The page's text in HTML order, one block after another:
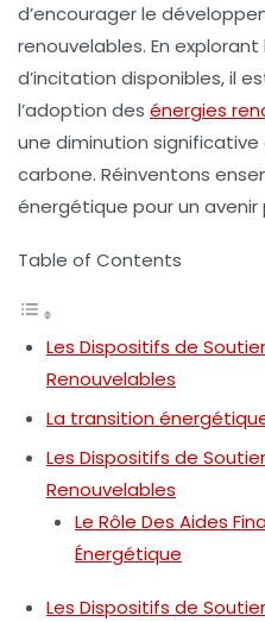
d’encourager le
renouvelables. En
d’incitation disponibles, il
l’adoption des énergies
une diminution
carbone. Réinventons
énergétique pour un avenir
Table of Contents
Les Dispositifs de
Renouvelables
La transition
Les Dispositifs de
Renouvelables
Le Rôle Des Aides
Énergétique
Les Dispositifs de